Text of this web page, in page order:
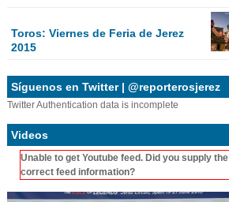
Toros: Viernes de Feria de Jerez
2015
Síguenos en Twitter | @reporterosjerez
Twitter Authentication data is incomplete
Videos
Unable to get Youtube feed. Did you supply the
correct feed information?